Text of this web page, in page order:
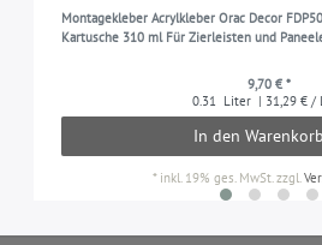
Montagekleber Acrylkleber Orac Decor
Kartusche 310 ml Für Zierleisten und
9,70 € *
0.31
Liter | 31,29 € /
In den Warenkorb
* inkl. 19% ges. MwSt. zzgl.